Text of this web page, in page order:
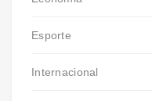
Esporte
Internacional